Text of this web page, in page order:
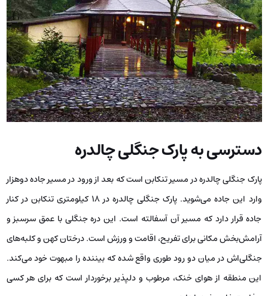
دسترسی به پارک جنگلی چالدره
پارک جنگلی چالدره در مسیر تنکابن است که بعد از ورود در مسیر جاده دوهزار
وارد این جاده می‌شوید. پارک جنگلی چالدره در 18 کیلومتری تنکابن در کنار
جاده قرار دارد که مسیر آن آسفالته است. این دره جنگلی با عمق سرسبز و
آرامش‌بخش مکانی برای تفریح، اقامت و ورزش است. درختان کهن و کلبه‌های
جنگلی‌اش در میان دو رود طوری واقع شده که بیننده‌ را مبهوت خود می‌کند.
این منطقه از هوای خنک، مرطوب و دلپذیر برخوردار است که برای هر کسی